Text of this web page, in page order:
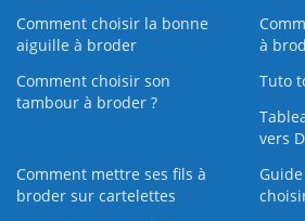
Comment choisir la bonne
aiguille à broder
à
Comment choisir son
tambour à broder ?
Tuto
vers
Comment mettre ses fils à
broder sur cartelettes